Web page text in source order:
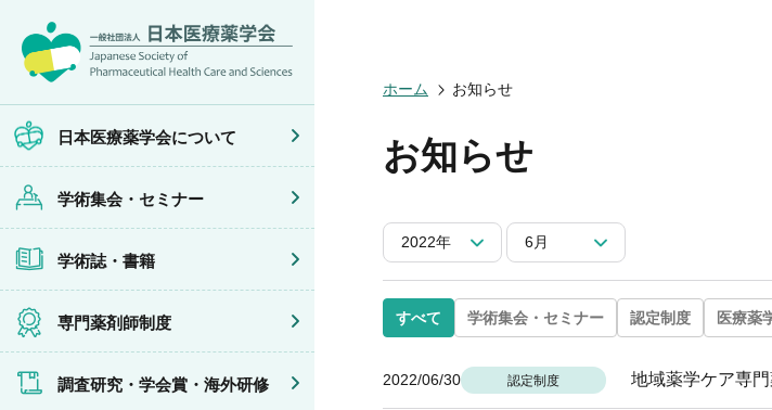
日本医療薬学会について
会頭挨拶
沿革・あゆみ
組織・名簿
委員会
情報公開
学会概要
学術集会・セミナー
年会
フレッシャーズ・カンファランス
臨床研究セミナー
薬物療法集中講義
がん専門薬剤師全体会議
がん専門薬剤師アドバンスト研修会
共催・後援イベント
学術誌・書籍
JPHCS（英文誌）
専門薬剤師制度
医療薬学専門薬剤師制度
薬物療法専門薬剤師制度
地域薬学ケア専門薬剤師制度
調査研究・学会賞・海外研修
学会賞
イベントの共催・後援
マイページ
ホーム お知らせ
お知らせ
2022年 6月
すべて 学術集会・セミナー 認定制度 医療薬
2022/06/30 認定制度 地域薬学ケア専